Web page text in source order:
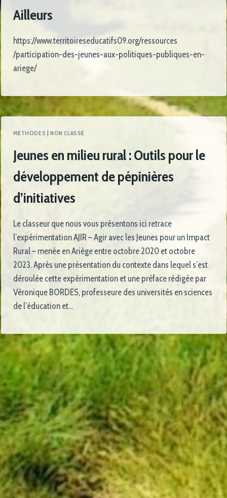
Ailleurs
https://www.territoireseducatifs09.org/ressources
/participation-des-jeunes-aux-politiques-publiques-en-
ariege/
MÉTHODES |NON CLASSÉ
Jeunes en milieu rural : Outils pour le
développement de pépinières
d’initiatives
Le classeur que nous vous présentons ici retrace
l’expérimentation AJIR – Agir avec les Jeunes pour un Impact
Rural – menée en Ariège entre octobre 2020 et octobre
2023. Après une présentation du contexte dans lequel s’est
déroulée cette expérimentation et une préface rédigée par
Véronique BORDES, professeure des universités en sciences
de l’éducation et…